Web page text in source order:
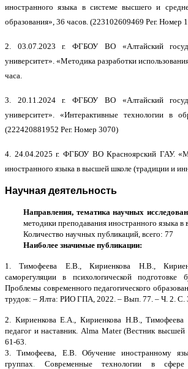
иностранного языка в системе высшего и
образования», 36 часов. (223102609469 Рег. Номер
2. 03.07.2023 г. ФГБОУ ВО «Алтайский
университет». «Методика разработки
часа.
3. 20.11.2024 г. ФГБОУ ВО «Алтайский
университет». «Интерактивные технологии в
(222420881952 Рег. Номер 3070)
4. 24.04.2025 г. ФГБОУ ВО Красноярский ГАУ.
иностранного языка в высшей школе (традиции и
Научная деятельность
Направления, тематика научных
методики преподавания иностранного языка
Количество научных публикаций, всего: 77
Наиболее значимые публикации:
1.Тимофеева Е.В., Кириенкова Н.В.,
саморегуляции в психологической подготовке
Проблемы современного педагогического
трудов: – Ялта: РИО ГПА, 2022. – Вып. 77. – Ч. 2. С.
2. Кириенкова Е.А., Кириенкова Н.В.,
педагог и наставник. Alma Mater(Вестник
61-63.
3.Тимофеева, Е.В. Обучение иностранному
группах
Современные технологии в сфере